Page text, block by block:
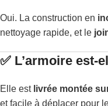
Oui. La construction en
nettoyage rapide, et le
✅ L’armoire est-
Elle est livrée montée
et facile à déplacer pour